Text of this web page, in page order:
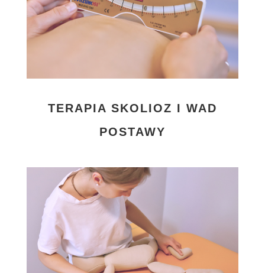
TERAPIA SKOLIOZ I WAD
POSTAWY